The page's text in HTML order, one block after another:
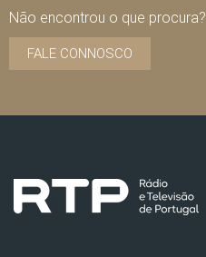
Não encontrou o que procura?
FALE CONNOSCO